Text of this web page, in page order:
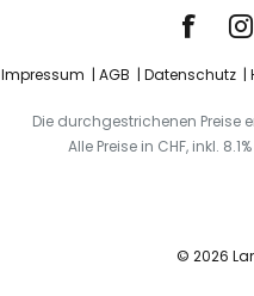
Impressum AGB Datenschutz
Die durchgestrichenen Preise
Alle Preise in CHF, inkl.
© 2026